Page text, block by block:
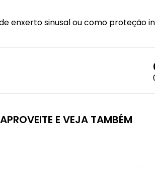
enxerto sinusal ou como proteção
APROVEITE E VEJA TAMBÉM